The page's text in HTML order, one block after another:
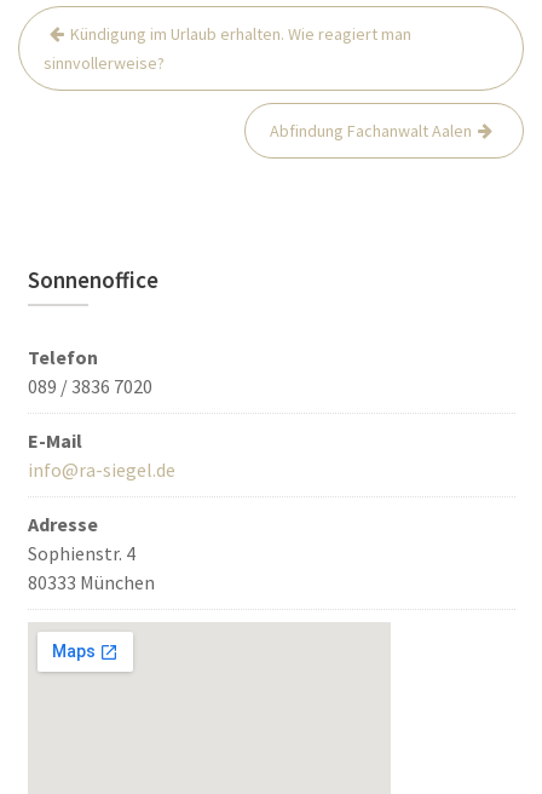
Beitrags-
Navigation
Kündigung im Urlaub erhalten. Wie reagiert man
sinnvollerweise?
Abfindung Fachanwalt Aalen
Sonnenoffice
Telefon
089 / 3836 7020
E-Mail
info@ra-siegel.de
Adresse
Sophienstr. 4
80333 München